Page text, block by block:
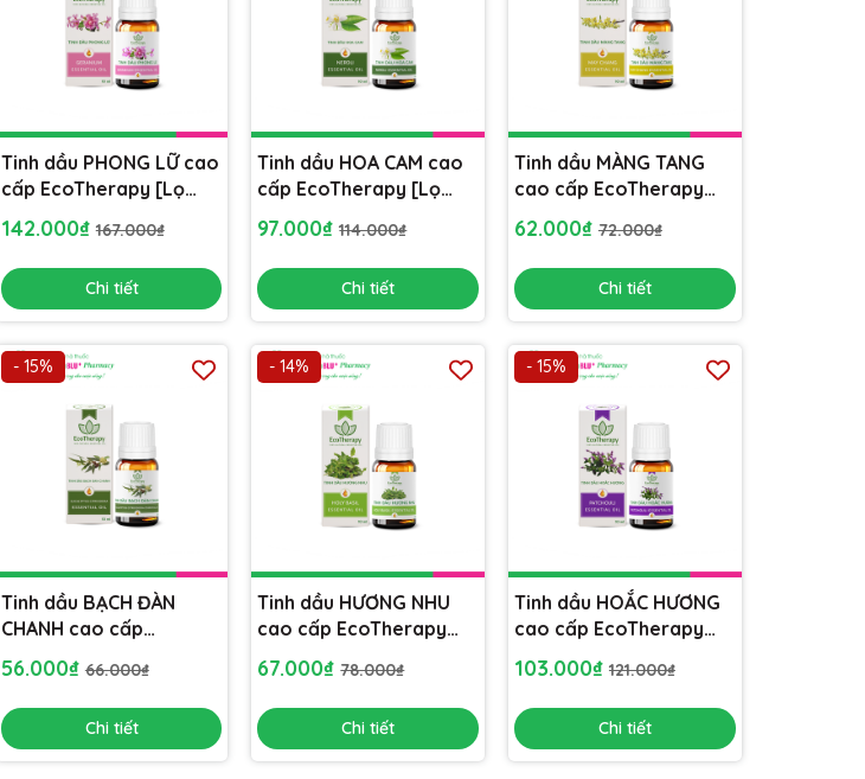
Tinh dầu PHONG LỮ cao
cấp EcoTherapy [Lọ
mùi, lọc không khí
142.000₫167.000₫
Chi tiết
Tinh dầu HOA CAM cao
cấp EcoTherapy [Lọ
mùi, lọc không khí
97.000₫114.000₫
Chi tiết
Tinh dầu MÀNG TANG
cao cấp EcoTherapy
khử mùi, lọc không khí
62.000₫ 72.000₫
Chi tiết
- 15%
Tinh dầu BẠCH ĐÀN
CHANH cao cấp
EcoTherapy [Lọ 10ml]
xông phòng, khử mùi,
lọc không khí
56.000₫66.000₫
Chi tiết
- 14%
Tinh dầu HƯƠNG NHU
cao cấp EcoTherapy
[Lọ 10ml] xông phòng,
khử mùi, lọc không khí
67.000₫78.000₫
Chi tiết
- 15%
Tinh dầu HOẮC HƯƠNG
cao cấp EcoTherapy
[Lọ 10ml] xông phòng,
khử mùi, lọc không khí
103.000₫ 121.000₫
Chi tiết